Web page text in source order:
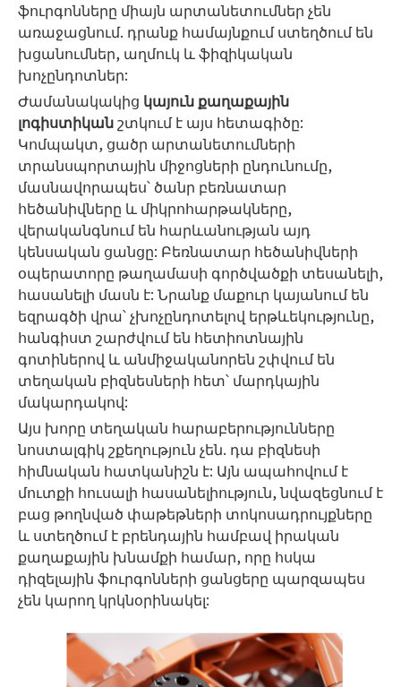
ֆուրգոնները միայն արտանետումներ չեն
առաջացնում. դրանք համայնքում ստեղծում են
խցանումներ, աղմուկ և ֆիզիկական
խոչընդոտներ:
Ժամանակակից կայուն քաղաքային
լոգիստիկանշտկում է այս հետագիծը:
Կոմպակտ, ցածր արտանետումների
տրանսպորտային միջոցների ընդունումը,
մասնավորապես՝ ծանր բեռնատար
հեծանիվները և միկրոհարթակները,
վերականգնում են հարևանության այդ
կենսական ցանցը: Բեռնատար հեծանիվների
օպերատորը թաղամասի գործվածքի տեսանելի,
հասանելի մասն է: Նրանք մաքուր կայանում են
եզրագծի վրա՝ չխոչընդոտելով երթևեկությունը,
հանգիստ շարժվում են հետիոտնային
գոտիներով և անմիջականորեն շփվում են
տեղական բիզնեսների հետ՝ մարդկային
մակարդակով:
Այս խորը տեղական հարաբերությունները
նոստալգիկ շքեղություն չեն. դա բիզնեսի
հիմնական հատկանիշն է: Այն ապահովում է
մուտքի հուսալի հասանելիություն, նվազեցնում է
բաց թողնված փաթեթների տոկոսադրույքները
և ստեղծում է բրենդային համբավ իրական
քաղաքային խնամքի համար, որը հսկա
դիզելային ֆուրգոնների ցանցերը պարզապես
չեն կարող կրկնօրինակել: